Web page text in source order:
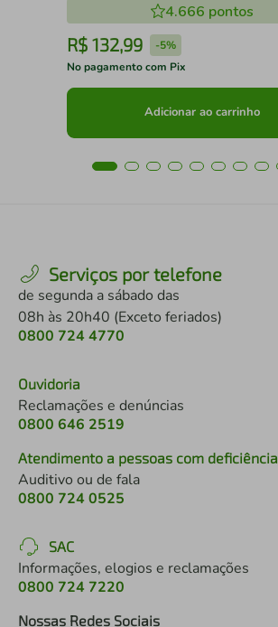
4.666 pontos
R$ 132,99 -5%
No pagamento com Pix
Adicionar ao carrinho
Serviços por telefone
de segunda a sábado das
08h às 20h40 (Exceto feriados)
0800 724 4770
Ouvidoria
Reclamações e denúncias
0800 646 2519
Atendimento a pessoas com deficiência
Auditivo ou de fala
0800 724 0525
SAC
Informações, elogios e reclamações
0800 724 7220
Nossas Redes Sociais